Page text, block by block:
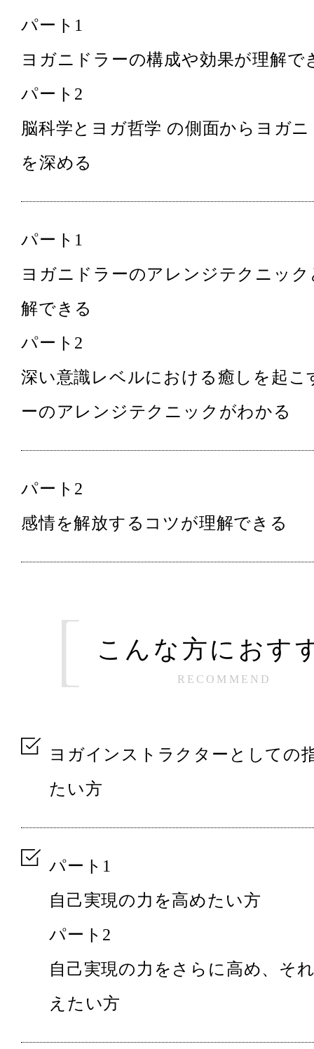
パート1
ヨガニドラーの構成や効果が理解で
パート2
脳科学とヨガ哲学 の側面からヨガ
を深める
パート1
ヨガニドラーのアレンジテクニッ
解できる
パート2
深い意識レベルにおける癒しを起こ
ーのアレンジテクニックがわかる
パート2
感情を解放するコツが理解できる
こんな方におす
RECOMMEND
ヨガインストラクターとしての
たい方
パート1
自己実現の力を高めたい方
パート2
自己実現の力をさらに高め、そ
えたい方